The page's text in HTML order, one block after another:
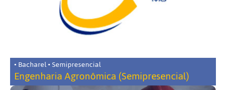
• Bacharel • Semipresencial
Engenharia Agronômica (Semipresencial)